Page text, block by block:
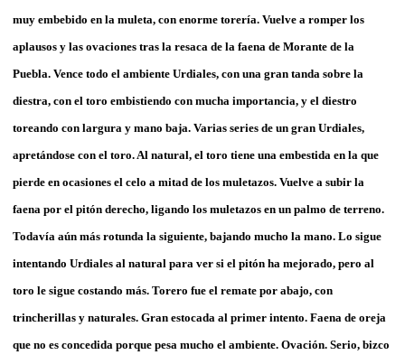
muy embebido en la muleta, con enorme torería. Vuelve a romper los
aplausos y las ovaciones tras la resaca de la faena de Morante de la
Puebla. Vence todo el ambiente Urdiales, con una gran tanda sobre la
diestra, con el toro embistiendo con mucha importancia, y el diestro
toreando con largura y mano baja. Varias series de un gran Urdiales,
apretándose con el toro. Al natural, el toro tiene una embestida en la que
pierde en ocasiones el celo a mitad de los muletazos. Vuelve a subir la
faena por el pitón derecho, ligando los muletazos en un palmo de terreno.
Todavía aún más rotunda la siguiente, bajando mucho la mano. Lo sigue
intentando Urdiales al natural para ver si el pitón ha mejorado, pero al
toro le sigue costando más. Torero fue el remate por abajo, con
trincherillas y naturales. Gran estocada al primer intento. Faena de oreja
que no es concedida porque pesa mucho el ambiente. Ovación. Serio, bizco